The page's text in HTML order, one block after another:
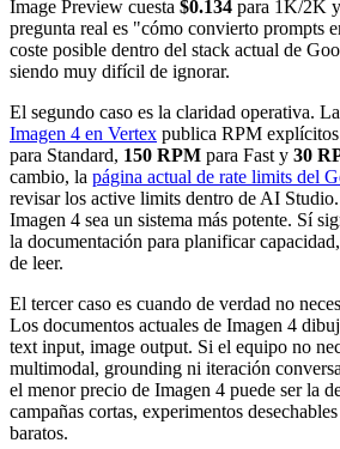
Image Preview cuesta $0.134 para 1K/2K y
pregunta real es "cómo convierto prompts
coste posible dentro del stack actual de
siendo muy difícil de ignorar.
El segundo caso es la claridad operativa. La
Imagen 4 en Vertex publica RPM
para Standard, 150 RPM para Fast y 30
cambio, la página actual de rate limits del
revisar los active limits dentro de AI
Imagen 4 sea un sistema más potente. Sí
la documentación para planificar
de leer.
El tercer caso es cuando de verdad no
Los documentos actuales de Imagen 4
text input, image output. Si el equipo no
multimodal, grounding ni iteración
el menor precio de Imagen 4 puede ser la
campañas cortas, experimentos
baratos.